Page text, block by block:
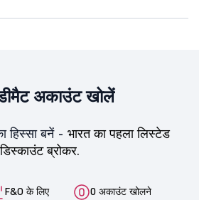
अकाउंट खोलें
हिस्सा बनें - भारत का पहला लिस्टेड
डिस्काउंट ब्रोकर.
F&O के लिए
0 अकाउंट खोलने